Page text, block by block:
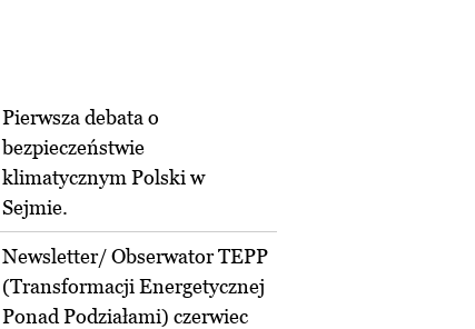
Pierwsza debata o
bezpieczeństwie
klimatycznym Polski w
Sejmie.
Newsletter/ Obserwator TEPP
(Transformacji Energetycznej
Ponad Podziałami) czerwiec